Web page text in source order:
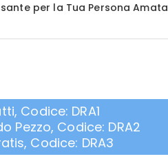
per la Tua Persona Amata
Codice: DRA1
Pezzo, Codice: DRA2
Codice: DRA3